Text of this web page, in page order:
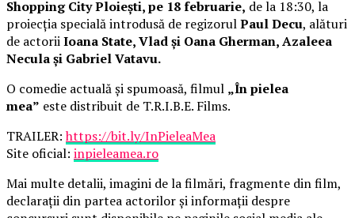
Shopping City Ploiești, pe 18 februarie, de la 18:30, la
proiecția specială introdusă de regizorulPaul Decu, alături
de actoriiIoana State, Vlad și Oana Gherman, Azaleea
Necula și Gabriel Vatavu.
O comedie actuală și spumoasă, filmul „În pielea
mea” este distribuit de T.R.I.B.E. Films.
TRAILER:https://bit.ly/InPieleaMea
Site oficial: inpieleamea.ro
Mai multe detalii, imagini de la filmări, fragmente din film,
declarații din partea actorilor și informații despre